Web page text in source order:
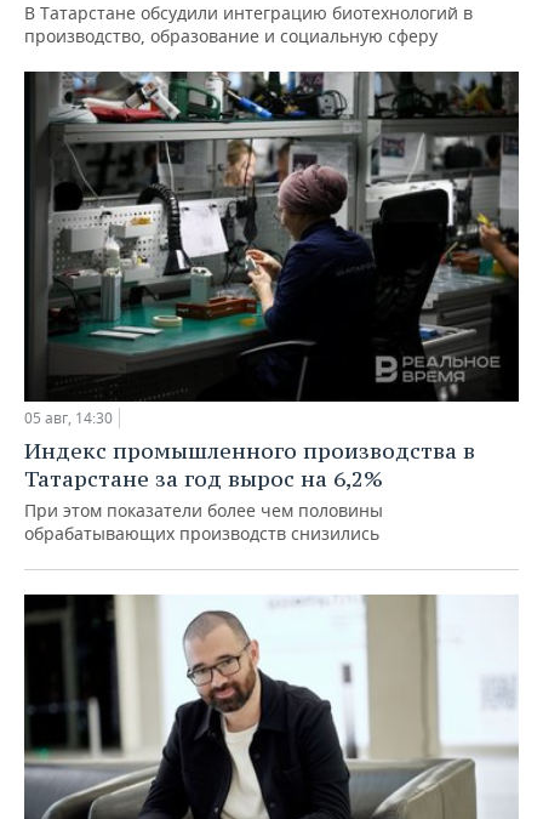
В Татарстане обсудили интеграцию биотехнологий в
производство, образование и социальную сферу
05 авг, 14:30
Индекс промышленного производства в
Татарстане за год вырос на 6,2%
При этом показатели более чем половины
обрабатывающих производств снизились